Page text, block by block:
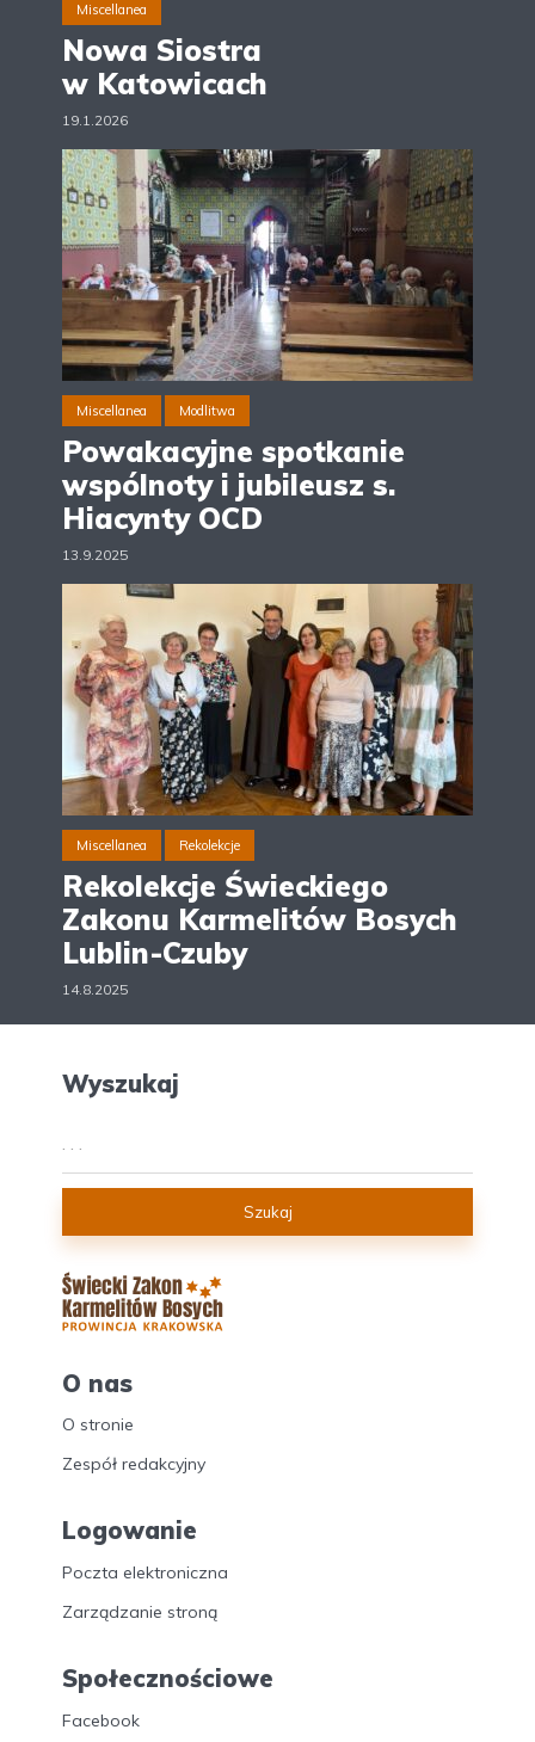
Miscellanea
Nowa Siostra
w Katowicach
19.1.2026
Miscellanea Modlitwa
Powakacyjne spotkanie
wspólnoty i jubileusz s.
Hiacynty OCD
13.9.2025
Miscellanea Rekolekcje
Rekolekcje Świeckiego
Zakonu Karmelitów Bosych
Lublin-Czuby
14.8.2025
Wyszukaj
Szukaj
O nas
O stronie
Zespół redakcyjny
Logowanie
Poczta elektroniczna
Zarządzanie stroną
Społecznościowe
Facebook